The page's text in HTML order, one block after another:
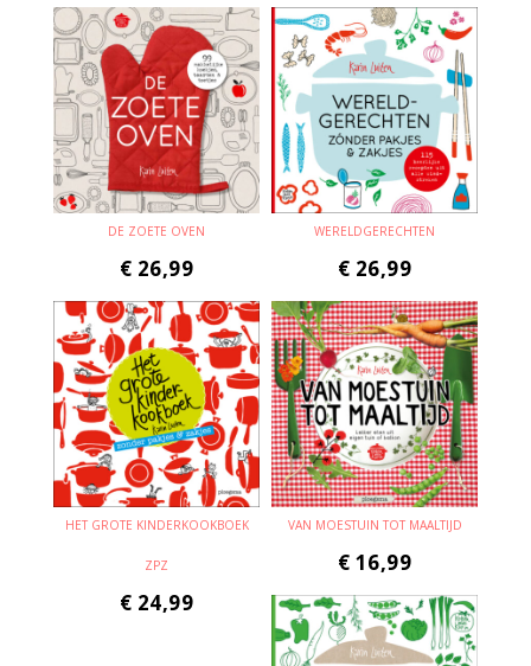
DE ZOETE OVEN
€ 26,99
WERELDGERECHTEN
€ 26,99
HET GROTE KINDERKOOKBOEK
ZPZ
€ 24,99
VAN MOESTUIN TOT MAALTIJD
€ 16,99